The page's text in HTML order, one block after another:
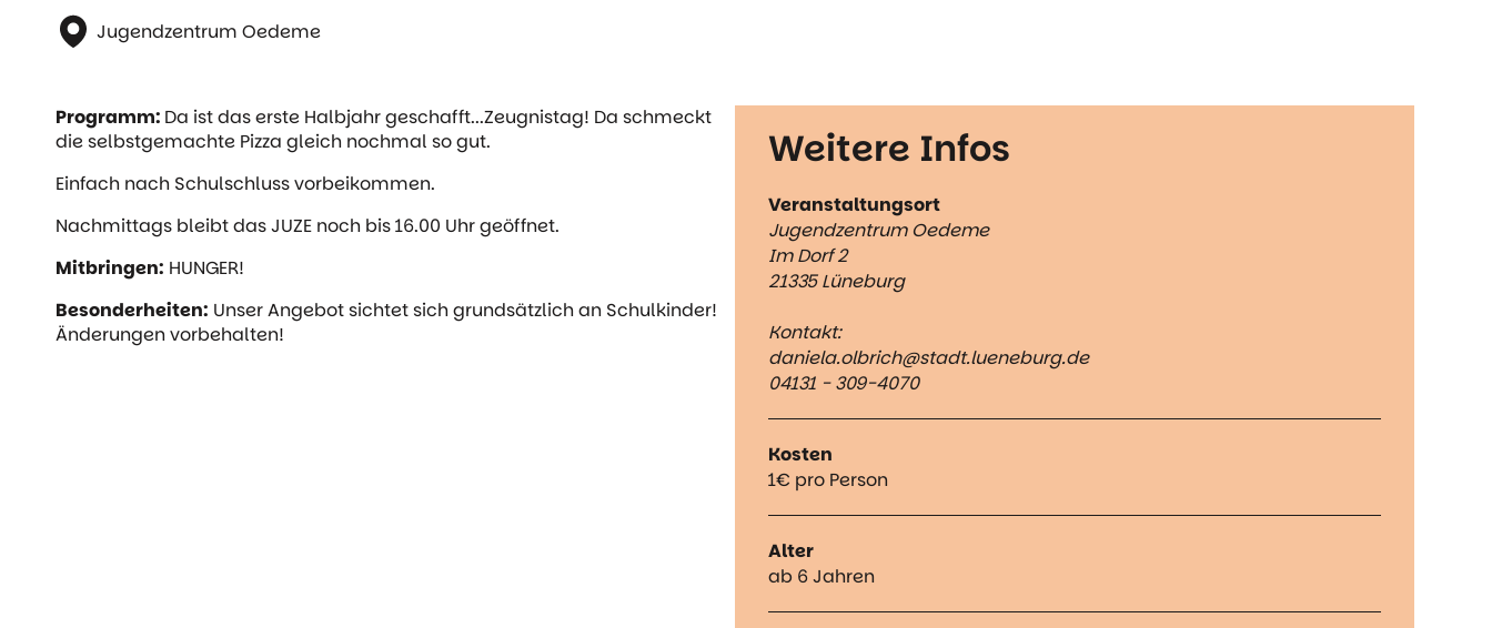
Jugendzentrum Oedeme
Programm: Da ist das erste Halbjahr geschafft...Zeugnistag! Da schmeckt
die selbstgemachte Pizza gleich nochmal so gut.
Einfach nach Schulschluss vorbeikommen.
Nachmittags bleibt das JUZE noch bis 16.00 Uhr geöffnet.
Mitbringen: HUNGER!
Besonderheiten: Unser Angebot sichtet sich grundsätzlich an Schulkinder!
Änderungen vorbehalten!
Weitere Infos
Veranstaltungsort
Jugendzentrum Oedeme
Im Dorf 2
21335 Lüneburg
Kontakt:
daniela.olbrich@stadt.lueneburg.de
04131 - 309-4070
Kosten
1€ pro Person
Alter
ab 6 Jahren